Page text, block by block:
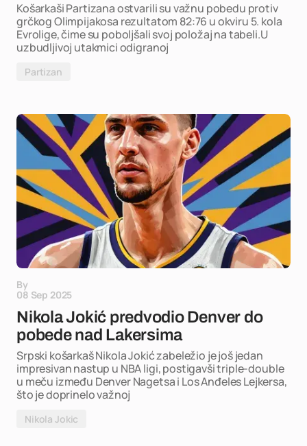
Košarkaši Partizana ostvarili su važnu pobedu protiv
grčkog Olimpijakosa rezultatom 82:76 u okviru 5. kola
Evrolige, čime su poboljšali svoj položaj na tabeli.U
uzbudljivoj utakmici odigranoj
Partizan
By
08 Sep 2025
Nikola Jokić predvodio Denver do
pobede nad Lakersima
Srpski košarkaš Nikola Jokić zabeležio je još jedan
impresivan nastup u NBA ligi, postigavši triple-double
u meču između Denver Nagetsa i Los Anđeles Lejkersa,
što je doprinelo važnoj
Nikola Jokic